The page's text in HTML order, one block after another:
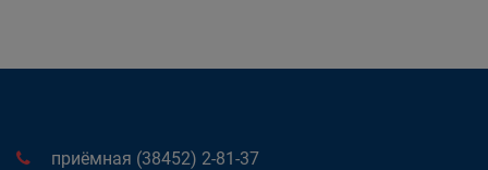
приёмная (38452) 2-81-37